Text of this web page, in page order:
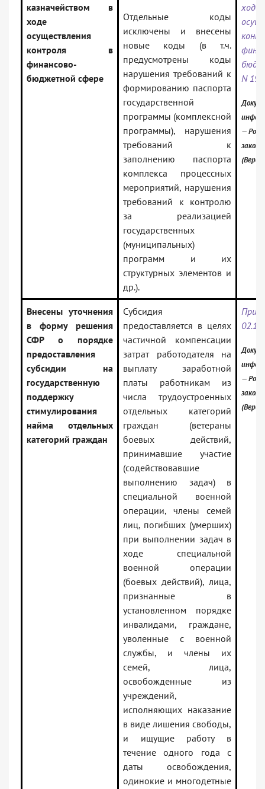
казначейством в
ходе
осуществления
контроля в
финансово-
бюджетной сфере
Отдельные коды
исключены и внесены
новые коды (в т.ч.
предусмотрены коды
нарушения требований к
формированию паспорта
государственной
программы (комплексной
программы), нарушения
требований к
заполнению паспорта
комплекса процессных
мероприятий, нарушения
требований к контролю
за реализацией
государственных
(муниципальных)
программ и их
структурных элементов и
др.).
ходе
N 19»
—
Внесены уточнения
в форму решения
СФР о порядке
предоставления
субсидии на
государственную
поддержку
стимулирования
найма отдельных
категорий граждан
Субсидия
предоставляется в целях
частичной компенсации
затрат работодателя на
выплату заработной
платы работникам из
числа трудоустроенных
отдельных категорий
граждан (ветераны
боевых действий,
принимавшие участие
(содействовавшие
выполнению задач) в
специальной военной
операции, члены семей
лиц, погибших (умерших)
при выполнении задач в
ходе специальной
военной операции
(боевых действий), лица,
признанные в
установленном порядке
инвалидами, граждане,
уволенные с военной
службы, и члены их
семей, лица,
освобожденные из
учреждений,
исполняющих наказание
в виде лишения свободы,
и ищущие работу в
течение одного года с
даты освобождения,
одинокие и многодетные
—